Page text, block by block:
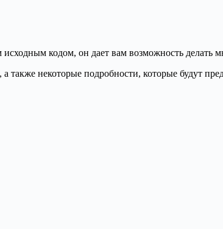
кодом, он дает вам возможность делать
некоторые подробности, которые будут